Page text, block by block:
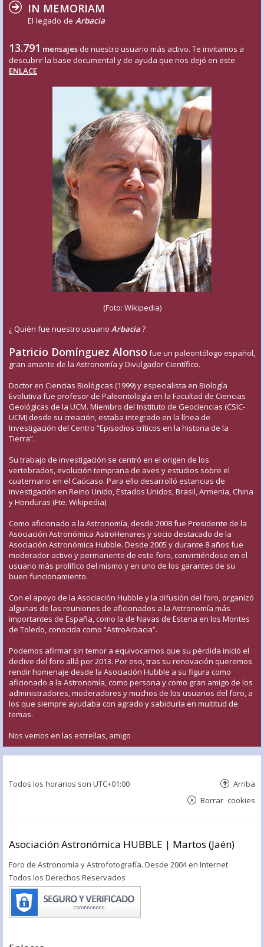
IN MEMORIAM
El legado de Arbacia
13.791 mensajes de nuestro usuario más activo. Te invitamos a
descubrir la base documental y de ayuda que nos dejó en este
ENLACE
(Foto: Wikipedia)
¿ Quién fue nuestro usuario Arbacia?
Patricio Domínguez Alonso fue un paleontólogo español,
gran amante de la Astronomía y Divulgador Científico.
Doctor en Ciencias Biológicas (1999) y especialista en Biología
Evolutiva fue profesor de Paleontología en la Facultad de Ciencias
Geológicas de la UCM. Miembro del Instituto de Geociencias (CSIC-
UCM) desde su creación, estaba integrado en la línea de
Investigación del Centro “Episodios críticos en la historia de la
Tierra”.
Su trabajo de investigación se centró en el origen de los
vertebrados, evolución temprana de aves y estudios sobre el
cuaternario en el Caúcaso. Para ello desarrolló estancias de
investigación en Reino Unido, Estados Unidos, Brasil, Armenia, China
y Honduras (Fte. Wikipedia)
Como aficionado a la Astronomía, desde 2008 fue Presidente de la
Asociación Astronómica AstroHenares y socio destacado de la
Asociación Astronómica Hubble. Desde 2005 y durante 8 años fue
moderador activo y permanente de este foro, convirtiéndose en el
usuario más prolífico del mismo y en uno de los garantes de su
buen funcionamiento.
Con el apoyo de la Asociación Hubble y la difusión del foro, organizó
algunas de las reuniones de aficionados a la Astronomía más
importantes de España, como la de Navas de Estena en los Montes
de Toledo, conocida como “AstroArbacia”.
Podemos afirmar sin temor a equivocarnos que su pérdida inició el
declive del foro allá por 2013. Por eso, tras su renovación queremos
rendir homenaje desde la Asociación Hubble a su figura como
aficionado a la Astronomía, como persona y como gran amigo de los
administradores, moderadores y muchos de los usuarios del foro, a
los que siempre ayudaba con agrado y sabiduría en multitud de
temas.
Nos vemos en las estrellas, amigo
Todos los horarios son UTC+01:00 Arriba
Borrar cookies
Asociación Astronómica HUBBLE | Martos (Jaén)
Foro de Astronomía y Astrofotografía. Desde 2004 en Internet
Todos los Derechos Reservados